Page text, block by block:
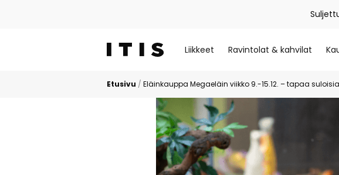
Liikkeet Ravintolat & kahvilat
Etusivu / Eläinkauppa Megaeläin viikko 9.-15.12. – tapaa